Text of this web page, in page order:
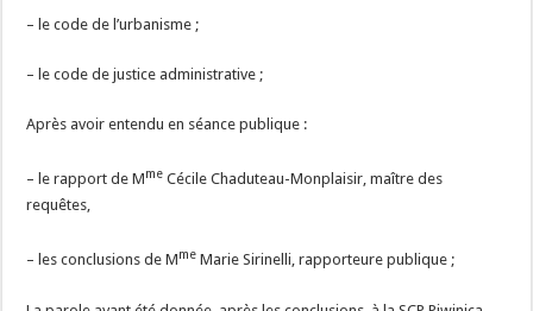
– le code de l’urbanisme ;
– le code de justice administrative ;
Après avoir entendu en séance publique :
– le rapport de Mme Cécile Chaduteau-Monplaisir, maître des
requêtes,
– les conclusions de Mme Marie Sirinelli, rapporteure publique ;